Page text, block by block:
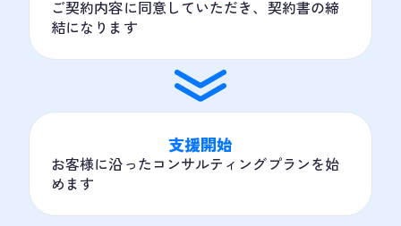
ご契約内容に同意していただき、契約書の締
結になります
支援開始
お客様に沿ったコンサルティングプランを始
めます